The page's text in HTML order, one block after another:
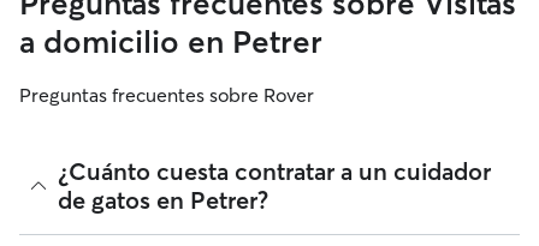
a domicilio en Petrer
Preguntas frecuentes sobre Rover
¿Cuánto cuesta contratar a un cuidador
de gatos en Petrer?